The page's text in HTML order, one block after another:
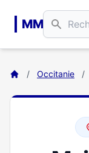
MM
/ Occitanie /